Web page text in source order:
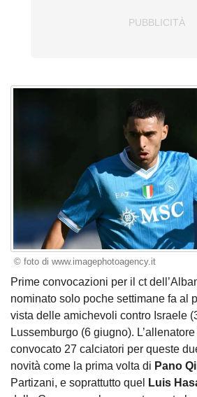
© foto di www.imagephotoagency.it
Prime convocazioni per il ct
nominato solo poche settimane fa al
vista delle amichevoli contro Israele
Lussemburgo (6 giugno).
convocato 27 calciatori per queste
novità come la prima volta di Pano
Partizani, e soprattutto quel
Luis